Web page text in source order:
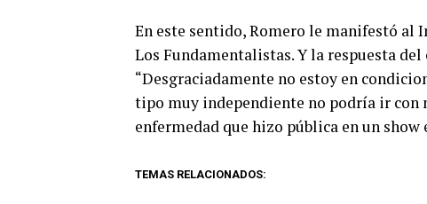
En este sentido, Romero le manifestó al
Los Fundamentalistas. Y la respuesta
“Desgraciadamente no estoy en
tipo muy independiente no podría ir con
enfermedad que hizo pública en un show
TEMAS RELACIONADOS: